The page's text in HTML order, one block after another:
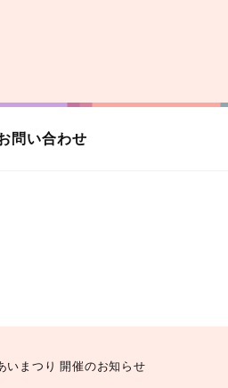
問い合わせ
いまつり 開催のお知らせ